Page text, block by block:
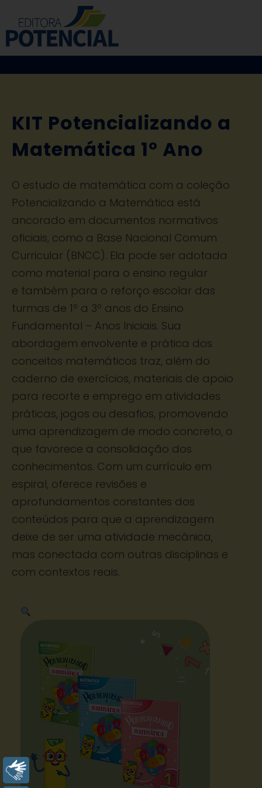
KIT Potencializando a
Matemática 1º Ano
O estudo de matemática com a coleção
Potencializando a Matemática está
ancorado em documentos normativos
oficiais, como a Base Nacional Comum
Curricular (BNCC). Ela pode ser adotada
como material para o ensino regular
e também para o reforço escolar das
turmas de 1º a 3º anos do Ensino
Fundamental – Anos Iniciais. Sua
abordagem envolvente e prática dos
conceitos matemáticos traz, além do
caderno de exercícios, materiais de apoio
para recorte e emprego em atividades
práticas, jogos ou desafios, promovendo
uma aprendizagem de modo concreto, o
que favorece a consolidação dos
conhecimentos. Com um currículo em
espiral, oferece revisões e
aprofundamentos constantes dos
conteúdos para que a aprendizagem
deixe de ser uma atividade mecânica,
mas conectada com outras disciplinas e
com contextos reais.
Libras